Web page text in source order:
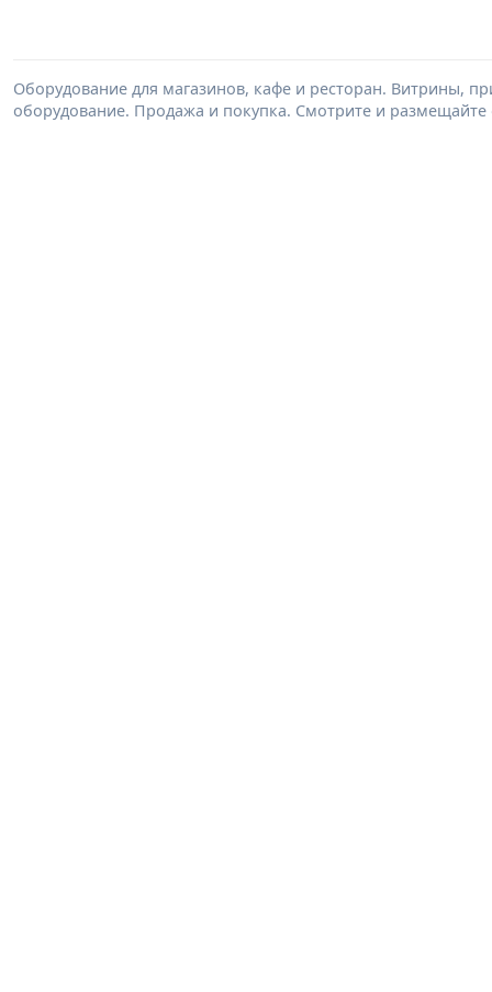
Оборудование для магазинов, кафе и ресторан. Витрины,
оборудование. Продажа и покупка. Смотрите и размещайте